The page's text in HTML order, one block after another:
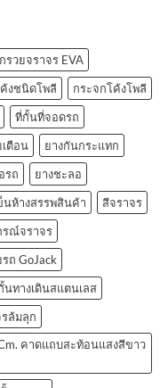
กรวยจราจร EVA
งชนิดโพลี
กระจกโค้งโพลี
ที่กั้นที่จอดรถ
ตือน
ยางกันกระแทก
รถ
ยางชะลอ
นห้างสรรพสินค้า
สีจราจร
รณ์จราจร
ถ GoJack
นทางเดินสแตนเลส
รล้มลุก
คาดแถบสะท้อนแสงสีขาว